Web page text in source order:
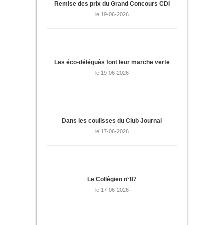
Remise des prix du Grand Concours CDI
le 19-06-2026
Les éco-délégués font leur marche verte
le 19-06-2026
Dans les coulisses du Club Journal
le 17-06-2026
Le Collégien n°87
le 17-06-2026